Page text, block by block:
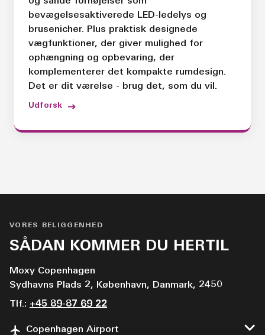
bevægelsesaktiverede LED-ledelys og
brusenicher. Plus praktisk designede
vægfunktioner, der giver mulighed for
ophængning og opbevaring, der
komplementerer det kompakte rumdesign.
Det er dit værelse - brug det, som du vil.
Udforsk
VORES BELIGGENHED
SÅDAN KOMMER DU HERTIL
Moxy Copenhagen
Sydhavns Plads 2, København, Danmark, 2450
Tlf.: +45 89-87 69 22
Copenhagen Airport